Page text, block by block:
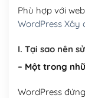
Hosting
Hosting
Hosting
Phù hợp với
WordPress Xây
I. Tại sao nên
– Một trong
WordPress